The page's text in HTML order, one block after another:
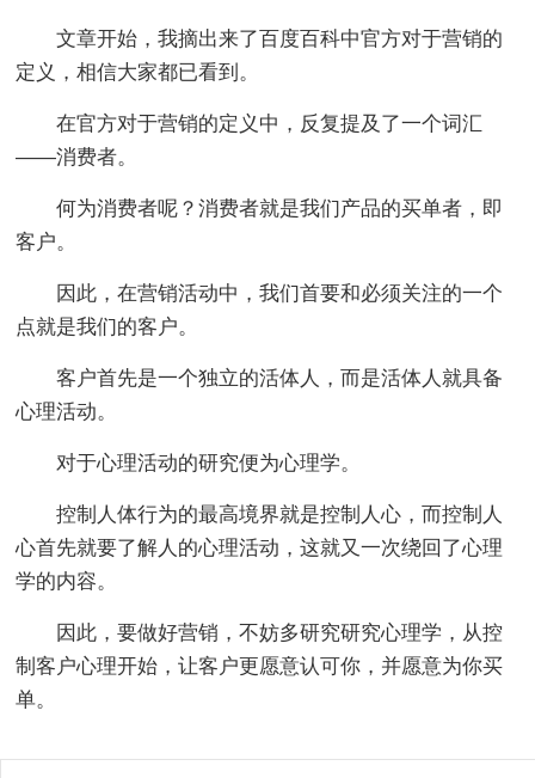
文章开始，我摘出来了百度百科中官方对于营销的
定义，相信大家都已看到。
在官方对于营销的定义中，反复提及了一个词汇
——消费者。
何为消费者呢？消费者就是我们产品的买单者，即
客户。
因此，在营销活动中，我们首要和必须关注的一个
点就是我们的客户。
客户首先是一个独立的活体人，而是活体人就具备
心理活动。
对于心理活动的研究便为心理学。
控制人体行为的最高境界就是控制人心，而控制人
心首先就要了解人的心理活动，这就又一次绕回了心理
学的内容。
因此，要做好营销，不妨多研究研究心理学，从控
制客户心理开始，让客户更愿意认可你，并愿意为你买
单。